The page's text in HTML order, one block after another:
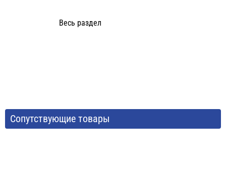
Весь раздел
Сопутствующие товары